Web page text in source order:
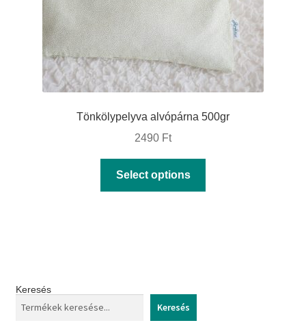
the
product
page
Tönkölypelyva alvópárna 500gr
2490 Ft
Select options
Keresés
Keresés